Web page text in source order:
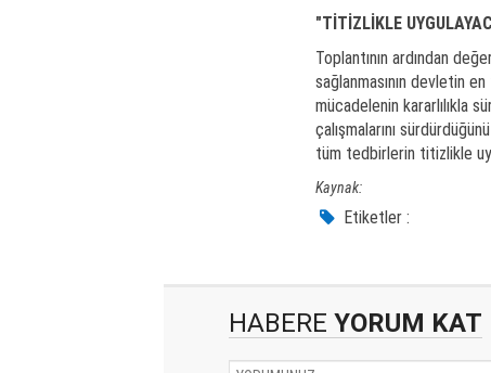
"TİTİZLİKLE
Toplantının ardından
sağlanmasının devletin
mücadelenin kararlılıkla
çalışmalarını
tüm tedbirlerin titizlikle
Kaynak:
Etiketler :
HABERE YORUM KAT